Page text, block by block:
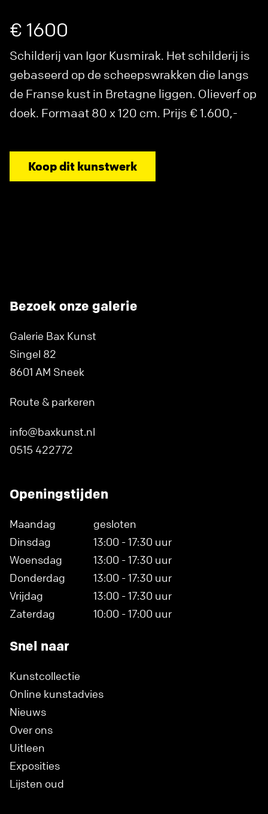
€ 1600
Schilderij van Igor Kusmirak. Het schilderij is
gebaseerd op de scheepswrakken die langs
de Franse kust in Bretagne liggen. Olieverf op
doek. Formaat 80 x 120 cm. Prijs € 1.600,-
Koop dit kunstwerk
Bezoek onze galerie
Galerie Bax Kunst
Singel 82
8601 AM Sneek
Route & parkeren
info@baxkunst.nl
0515 422772
Openingstijden
Maandag
gesloten
Dinsdag
13:00 - 17:30 uur
Woensdag
13:00 - 17:30 uur
Donderdag
13:00 - 17:30 uur
Vrijdag
13:00 - 17:30 uur
Zaterdag
10:00 - 17:00 uur
Snel naar
Kunstcollectie
Online kunstadvies
Nieuws
Over ons
Uitleen
Exposities
Lijsten oud